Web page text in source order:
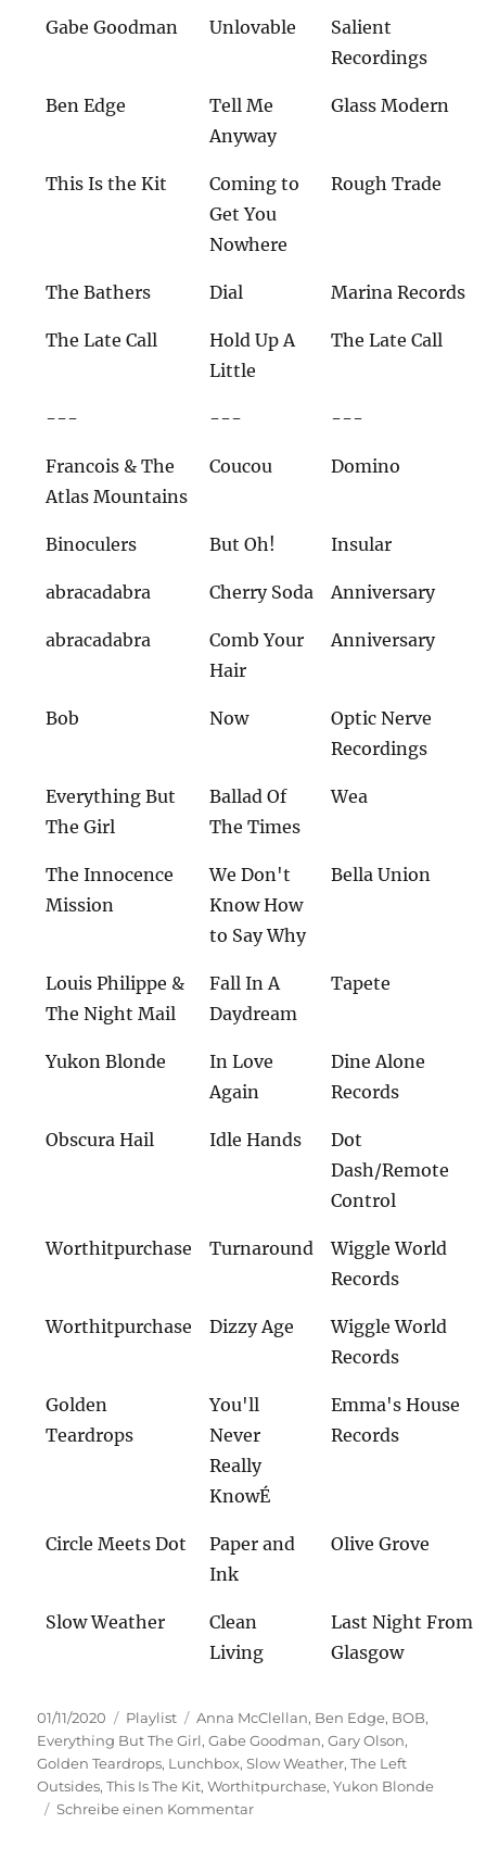
Gabe Goodman Unlovable
Salient
Recordings
Ben Edge
Tell Me
Anyway
Glass Modern
This Is the Kit
Coming to
Get You
Nowhere
Rough Trade
The Bathers Dial Marina Records
The Late Call
Hold Up A
Little
The Late Call
--- --- ---
Francois & The
Atlas Mountains
Coucou Domino
Binoculers But Oh! Insular
abracadabra Cherry Soda Anniversary
abracadabra
Comb Your
Hair
Anniversary
Bob Now
Optic Nerve
Recordings
Everything But
The Girl
Ballad Of
The Times
Wea
The Innocence
Mission
We Don't
Know How
to Say Why
Bella Union
Louis Philippe &
The Night Mail
Fall In A
Daydream
Tapete
Yukon Blonde
In Love
Again
Dine Alone
Records
Obscura Hail Idle Hands
Dot
Dash/Remote
Control
Worthitpurchase Turnaround
Wiggle World
Records
Worthitpurchase Dizzy Age
Wiggle World
Records
Golden
Teardrops
You'll
Never
Really
KnowÉ
Emma's House
Records
Circle Meets Dot
Paper and
Ink
Olive Grove
Slow Weather
Clean
Living
Last Night From
Glasgow
Veröffentlicht
am
01/11/2020 Kategorien
Playlist Schlagwörter
Anna McClellan, Ben Edge, BOB,
Everything But The Girl,Gabe Goodman,Gary Olson,
Golden Teardrops, Lunchbox,Slow Weather,The Left
Outsides,This Is The Kit,Worthitpurchase,Yukon Blonde
Schreibe einen Kommentarzu